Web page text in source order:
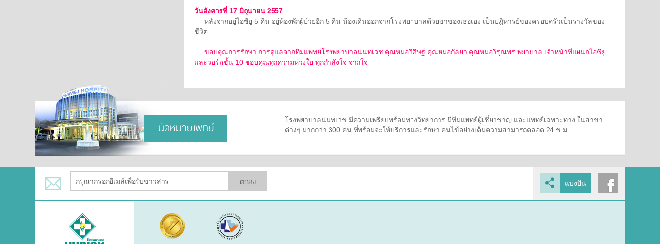
วันอังคารที่ 17 มิถุนายน 2557
หลังจากอยู่ไอซียู 5 คืน อยู่ห้องพักผู้ป่วยอีก 5 คืน น้องเดินออกจากโรงพยาบาลด้วยขาของเธอเอง เป็นปฎิหารย์ของครอบครัวเป็นรางวัลของ
ชีวิต
ขอบคุณการรักษา การดูแลจากทีมแพทย์โรงพยาบาลนนทเวช คุณหมอวิศิษฐ์ คุณหมอกัลยา คุณหมอวิรุณพร พยาบาล เจ้าหน้าที่แผนกไอซียู
และวอร์ดชั้น 10 ขอบคุณทุกความห่วงใย ทุกกำลังใจ จากใจ
นัดหมายแพทย์
โรงพยาบาลนนทเวช มีความเพรียบพร้อมทางวิทยาการ มีทีมแพทย์ผู้เชี่ยวชาญ และแพทย์เฉพาะทาง ในสาขา
ต่างๆ มากกว่า 300 คน ที่พร้อมจะให้บริการและรักษา คนไข้อย่างเต็มความสามารถตลอด 24 ช.ม.
ตกลง แบ่งปัน